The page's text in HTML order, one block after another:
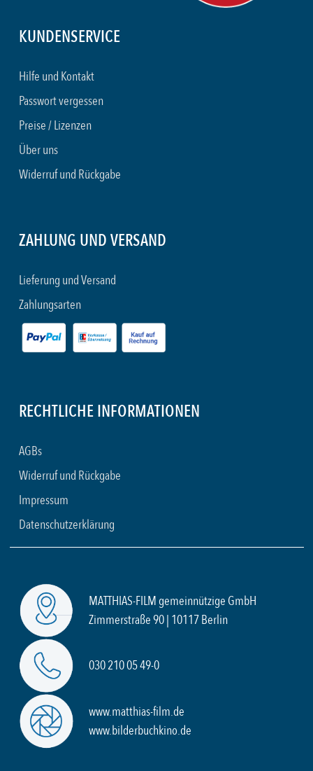
KUNDENSERVICE
Hilfe und Kontakt
Passwort vergessen
Preise / Lizenzen
Über uns
Widerruf und Rückgabe
ZAHLUNG UND VERSAND
Lieferung und Versand
Zahlungsarten
RECHTLICHE INFORMATIONEN
AGBs
Widerruf und Rückgabe
Impressum
Datenschutzerklärung
MATTHIAS-FILM gemeinnützige GmbH
Zimmerstraße 90 | 10117 Berlin
030 210 05 49-0
www.matthias-film.de
www.bilderbuchkino.de